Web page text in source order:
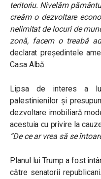
teritoriu. Nivelăm
creăm o dezvoltare
nelimitat de locuri de
zonă, facem o treabă
declarat președintele
Casa Albă.
Lipsa de interes a
palestinienilor și
dezvoltare imobiliară
acestuia cu privire la
“De ce ar vrea să se
Planul lui Trump a fost
către senatorii